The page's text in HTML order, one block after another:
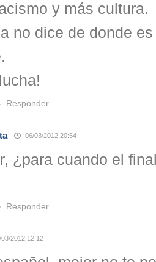
y más cultura.
no dice de donde
Responder
06/03/2012 20:54
¿para cuando el
Responder
03/2012 12:12